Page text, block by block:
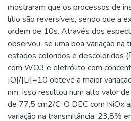
mostraram que os processos de
lítio são reversíveis, sendo que a
ordem de 10s. Através dos
observou-se uma boa variação na
estados coloridos e descoloridos
com WO3 e eletrólito com
[O]/[Li]=10 obteve a maior
nm. Isso resultou num alto valor
de 77,5 cm2/C. O DEC com NiOx
variação na transmitância, 23,8%